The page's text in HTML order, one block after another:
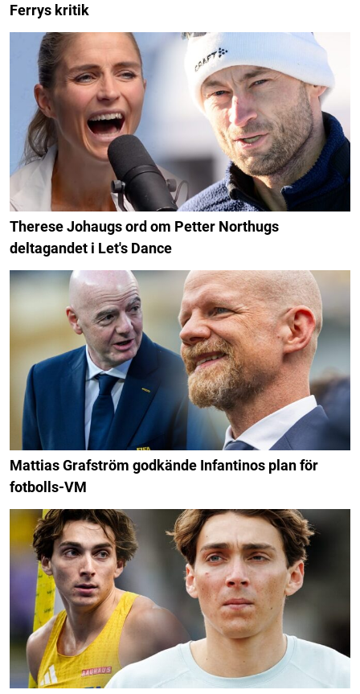
Ferrys kritik
Therese Johaugs ord om Petter Northugs
deltagandet i Let's Dance
Mattias Grafström godkände Infantinos plan för
fotbolls-VM